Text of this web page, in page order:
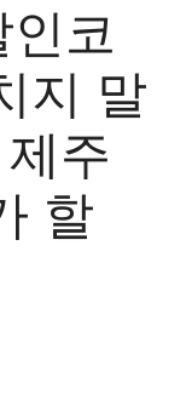
코
지 말
주
할